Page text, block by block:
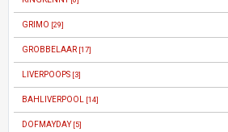
GRIMO [29]
GROBBELAAR [17]
LIVERPOOPS [3]
BAHLIVERPOOL [14]
DOFMAYDAY [5]